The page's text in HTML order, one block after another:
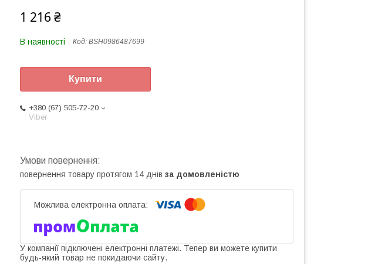
1 216 ₴
В наявності Код: BSH0986487699
Купити
+380 (67) 505-72-20
Viber
повернення товару протягом 14 днів за домовленістю
У компанії підключені електронні платежі. Тепер ви можете купити
будь-який товар не покидаючи сайту.